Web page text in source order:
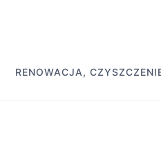
RENOWACJA,